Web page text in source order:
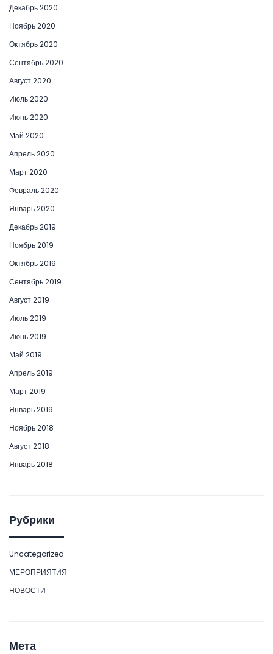
Декабрь 2020
Ноябрь 2020
Октябрь 2020
Сентябрь 2020
Август 2020
Июль 2020
Июнь 2020
Май 2020
Апрель 2020
Март 2020
Февраль 2020
Январь 2020
Декабрь 2019
Ноябрь 2019
Октябрь 2019
Сентябрь 2019
Август 2019
Июль 2019
Июнь 2019
Май 2019
Апрель 2019
Март 2019
Январь 2019
Ноябрь 2018
Август 2018
Январь 2018
Рубрики
Uncategorized
МЕРОПРИЯТИЯ
НОВОСТИ
Мета